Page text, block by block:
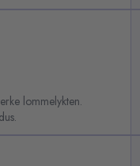
lommelykten.